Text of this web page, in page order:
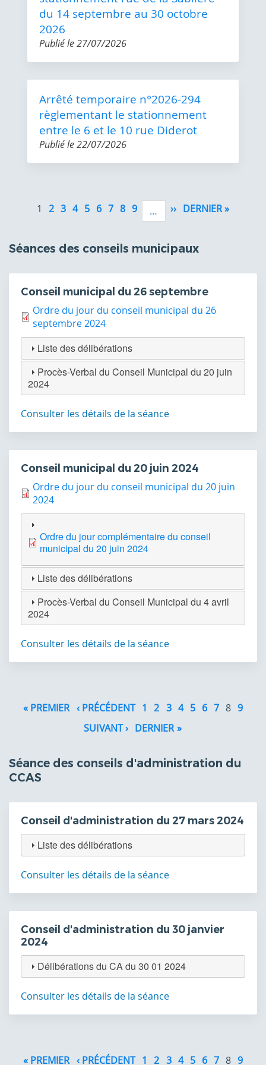
du 14 septembre au 30 octobre
2026
Publié le27/07/2026
Arrêté temporaire n°2026-294
règlementant le stationnement
entre le 6 et le 10 rue Diderot
Publié le22/07/2026
1 2 3 4 5 6 7 8 9 … ››PAGE
DERNIER »
Séances des conseils municipaux
Conseil municipal du 26 septembre
Ordre du jour du conseil municipal du 26
septembre 2024
Liste des délibérations
Procès-Verbal du Conseil Municipal du 20 juin
2024
Consulter les détails de la séance
Conseil municipal du 20 juin 2024
Ordre du jour du conseil municipal du 20 juin
2024
Ordre du jour complémentaire du conseil
municipal du 20 juin 2024
Liste des délibérations
Procès-Verbal du Conseil Municipal du 4 avril
2024
Consulter les détails de la séance
« PREMIERPREMIÈRE
PAGE
‹ PRÉCÉDENTPAGE
PRÉCÉDENTE
1 2 3 4 5 6 7 8 9
SUIVANT › PAGE
DERNIER »DERNIÈRE
Séance des conseils d'administration du
CCAS
Conseil d'administration du 27 mars 2024
Liste des délibérations
Consulter les détails de la séance
Conseil d'administration du 30 janvier
2024
Délibérations du CA du 30 01 2024
Consulter les détails de la séance
« PREMIERPREMIÈRE
‹ PRÉCÉDENTPAGE
1 2 3 4 5 6 7 8 9